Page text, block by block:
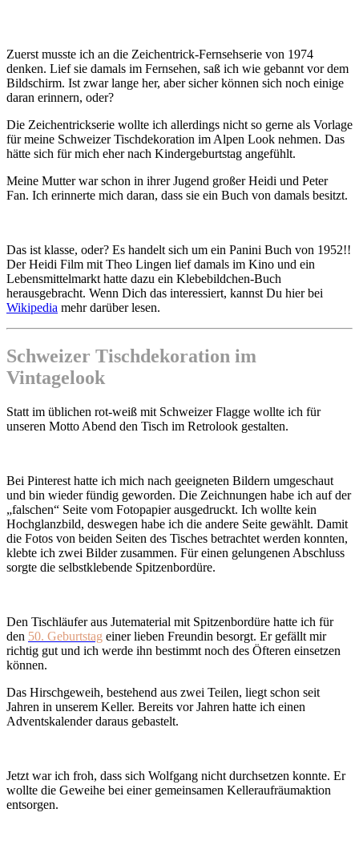
Zuerst musste ich an die Zeichentrick-Fernsehserie von 1974
denken. Lief sie damals im Fernsehen, saß ich wie gebannt vor dem
Bildschirm. Ist zwar lange her, aber sicher können sich noch einige
daran erinnern, oder?
Die Zeichentrickserie wollte ich allerdings nicht so gerne als Vorlage
für meine Schweizer Tischdekoration im Alpen Look nehmen. Das
hätte sich für mich eher nach Kindergeburtstag angefühlt.
Meine Mutter war schon in ihrer Jugend großer Heidi und Peter
Fan. Ich erinnerte mich daran, dass sie ein Buch von damals besitzt.
Das ist klasse, oder? Es handelt sich um ein Panini Buch von 1952!!
Der Heidi Film mit Theo Lingen lief damals im Kino und ein
Lebensmittelmarkt hatte dazu ein Klebebildchen-Buch
herausgebracht. Wenn Dich das interessiert, kannst Du hier bei
Wikipedia mehr darüber lesen.
Schweizer Tischdekoration im
Vintagelook
Statt im üblichen rot-weiß mit Schweizer Flagge wollte ich für
unseren Motto Abend den Tisch im Retrolook gestalten.
Bei Pinterest hatte ich mich nach geeigneten Bildern umgeschaut
und bin wieder fündig geworden. Die Zeichnungen habe ich auf der
„falschen“ Seite vom Fotopapier ausgedruckt. Ich wollte kein
Hochglanzbild, deswegen habe ich die andere Seite gewählt. Damit
die Fotos von beiden Seiten des Tisches betrachtet werden konnten,
klebte ich zwei Bilder zusammen. Für einen gelungenen Abschluss
sorgte die selbstklebende Spitzenbordüre.
Den Tischläufer aus Jutematerial mit Spitzenbordüre hatte ich für
den 50. Geburtstag einer lieben Freundin besorgt. Er gefällt mir
richtig gut und ich werde ihn bestimmt noch des Öfteren einsetzen
können.
Das Hirschgeweih, bestehend aus zwei Teilen, liegt schon seit
Jahren in unserem Keller. Bereits vor Jahren hatte ich einen
Adventskalender daraus gebastelt.
Jetzt war ich froh, dass sich Wolfgang nicht durchsetzen konnte. Er
wollte die Geweihe bei einer gemeinsamen Kelleraufräumaktion
entsorgen.